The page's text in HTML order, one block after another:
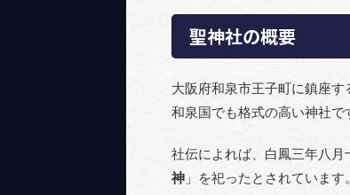
聖神社の概要
大阪府和泉市王子町に鎮座す
和泉国でも格式の高い神社で
社伝によれば、白鳳三年八
神 」を祀ったとされています。